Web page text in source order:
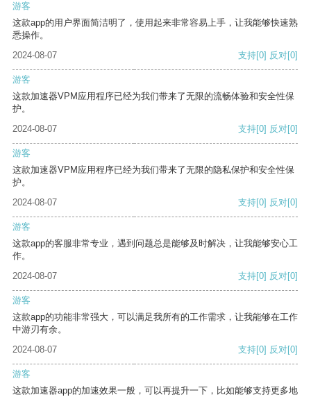
游客
这款app的用户界面简洁明了，使用起来非常容易上手，让我能够快速熟
悉操作。
2024-08-07
支持[0] 反对[0]
游客
这款加速器VPM应用程序已经为我们带来了无限的流畅体验和安全性保
护。
2024-08-07
支持[0] 反对[0]
游客
这款加速器VPM应用程序已经为我们带来了无限的隐私保护和安全性保
护。
2024-08-07
支持[0] 反对[0]
游客
这款app的客服非常专业，遇到问题总是能够及时解决，让我能够安心工
作。
2024-08-07
支持[0] 反对[0]
游客
这款app的功能非常强大，可以满足我所有的工作需求，让我能够在工作
中游刃有余。
2024-08-07
支持[0] 反对[0]
游客
这款加速器app的加速效果一般，可以再提升一下，比如能够支持更多地